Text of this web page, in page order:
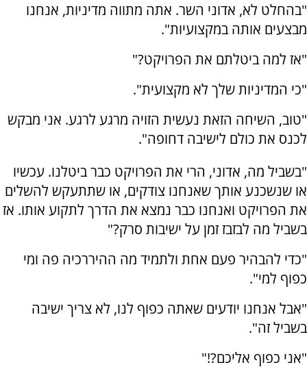
"בהחלט לא, אדוני השר. אתה מתווה מדיניות, אנחנו
מבצעים אותה במקצועיות".
"אז למה ביטלתם את הפרויקט?"
"כי המדיניות שלך לא מקצועית".
"טוב, השיחה הזאת נעשית הזויה מרגע לרגע. אני מבקש
לכנס את כולם לישיבה דחופה".
"בשביל מה, אדוני, הרי את הפרויקט כבר ביטלנו. עכשיו
או שנשכנע אותך שאנחנו צודקים, או שתתעקש להשלים
את הפרויקט ואנחנו כבר נמצא את הדרך לתקוע אותו. אז
בשביל מה לבזבז זמן על ישיבות סרק?"
"כדי להבהיר פעם אחת ולתמיד מה ההיררכיה פה ומי
כפוף למי".
"אבל אנחנו יודעים שאתה כפוף לנו, לא צריך ישיבה
בשביל זה".
"אני כפוף אליכם?!"